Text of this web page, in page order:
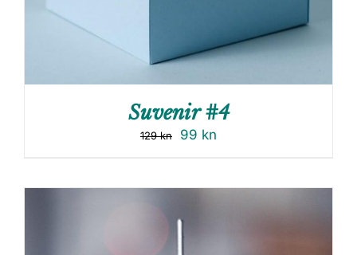
Suvenir #4
129kn 99 kn